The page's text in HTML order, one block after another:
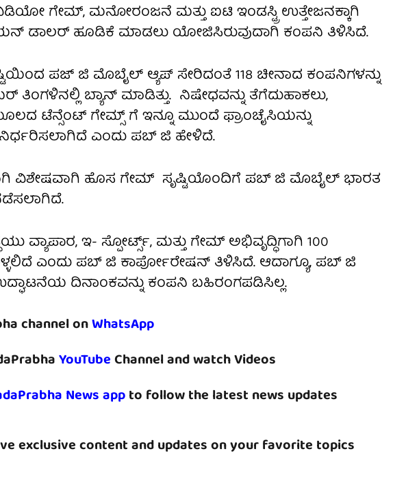
ಗೇಮ್, ಮನೋರಂಜನೆ ಮತ್ತು ಐಟಿ ಇಂಡಸ್ಟ್ರಿ ಉತ್ತೇಜನಕ್ಕಾಗಿ
ಡಾಲರ್ ಹೂಡಿಕೆ ಮಾಡಲು ಯೋಜಿಸಿರುವುದಾಗಿ ಕಂಪನಿ ತಿಳಿಸಿದೆ.
ಪಜ್ ಜಿ ಮೊಬೈಲ್ ಆ್ಯಪ್ ಸೇರಿದಂತೆ 118 ಚೀನಾದ ಕಂಪನಿಗಳನ್ನು
ತಿಂಗಳಿನಲ್ಲಿ ಬ್ಯಾನ್ ಮಾಡಿತ್ತು. ನಿಷೇಧವನ್ನು ತೆಗೆದುಹಾಕಲು,
ಟೆನ್ಸೆಂಟ್ ಗೇಮ್ಸ್ ಗೆ ಇನ್ನೂ ಮುಂದೆ ಫ್ರಾಂಚೈಸಿಯನ್ನು
ಎಂದು ಪಬ್ ಜಿ ಹೇಳಿದೆ.
ವಿಶೇಷವಾಗಿ ಹೊಸ ಗೇಮ್ ಸೃಷ್ಟಿಯೊಂದಿಗೆ ಪಬ್ ಜಿ ಮೊಬೈಲ್ ಭಾರತ
ವ್ಯಾಪಾರ, ಇ- ಸ್ಪೋರ್ಟ್ಸ್, ಮತ್ತು ಗೇಮ್ ಅಭಿವೃದ್ಧಿಗಾಗಿ 100
ಎಂದು ಪಬ್ ಜಿ ಕಾರ್ಪೋರೇಷನ್ ತಿಳಿಸಿದೆ. ಆದಾಗ್ಯೂ, ಪಬ್ ಜಿ
ದಿನಾಂಕವನ್ನು ಕಂಪನಿ ಬಹಿರಂಗಪಡಿಸಿಲ್ಲ.
channel onWhatsApp
YouTubeChannel and watch Videos
News appto follow the latest news updates
exclusive content and updates on your favorite topics